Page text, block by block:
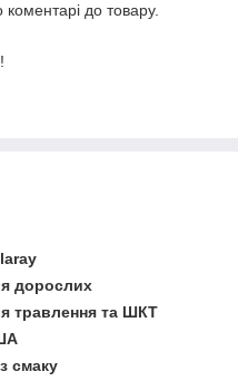
до товару.
дорослих
травлення та ШКТ
смаку